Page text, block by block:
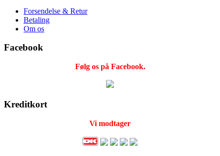
Forsendelse & Retur
Betaling
Om os
Facebook
Følg os på Facebook.
Kreditkort
Vi modtager